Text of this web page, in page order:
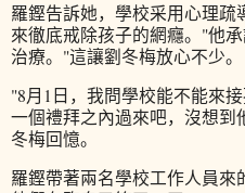
羅鏗告訴她，學校采用心理疏
來徹底戒除孩子的網癮。"他
治療。"這讓劉冬梅放心不少。
"8月1日，我問學校能不能來
一個禮拜之內過來吧，沒想
冬梅回憶。
羅鏗帶著兩名學校工作人員來